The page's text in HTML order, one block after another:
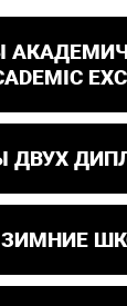
ДВУХ
ЗИМНИЕ